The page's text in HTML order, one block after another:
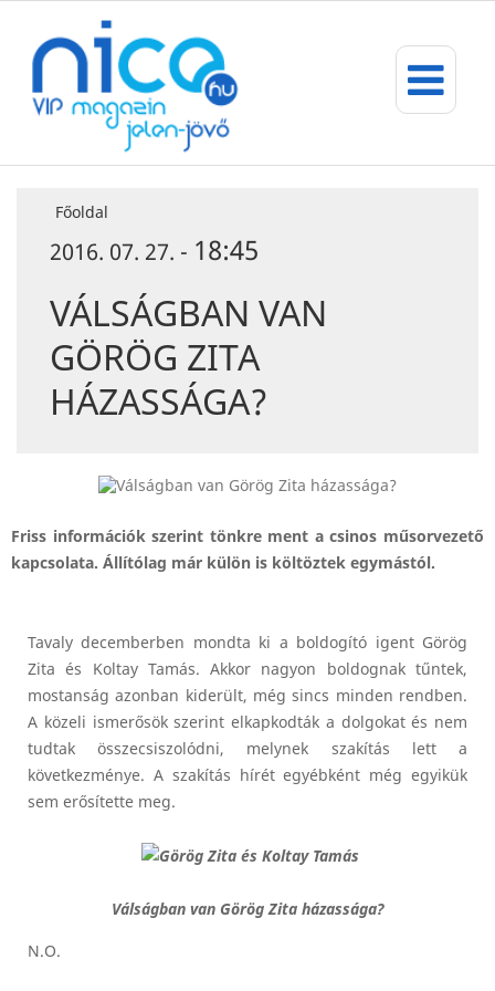
Főoldal
2016. 07. 27. - 18:45
VÁLSÁGBAN VAN
GÖRÖG ZITA
HÁZASSÁGA?
Friss információk szerint tönkre ment a csinos műsorvezető
kapcsolata. Állítólag már külön is költöztek egymástól.
Tavaly decemberben mondta ki a boldogító igent Görög
Zita és Koltay Tamás. Akkor nagyon boldognak tűntek,
mostanság azonban kiderült, még sincs minden rendben.
A közeli ismerősök szerint elkapkodták a dolgokat és nem
tudtak összecsiszolódni, melynek szakítás lett a
következménye. A szakítás hírét egyébként még egyikük
sem erősítette meg.
Válságban van Görög Zita házassága?
N.O.